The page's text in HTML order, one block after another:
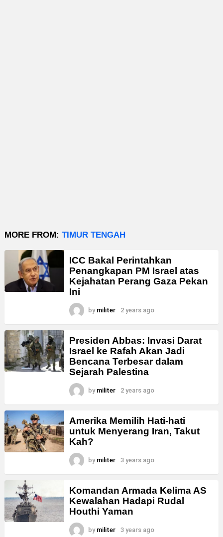
MORE FROM: TIMUR TENGAH
ICC Bakal Perintahkan
Penangkapan PM Israel atas
Kejahatan Perang Gaza Pekan
Ini
by militer 2 years ago
Presiden Abbas: Invasi Darat
Israel ke Rafah Akan Jadi
Bencana Terbesar dalam
Sejarah Palestina
by militer 2 years ago
Amerika Memilih Hati-hati
untuk Menyerang Iran, Takut
Kah?
by militer 3 years ago
Komandan Armada Kelima AS
Kewalahan Hadapi Rudal
Houthi Yaman
by militer 3 years ago